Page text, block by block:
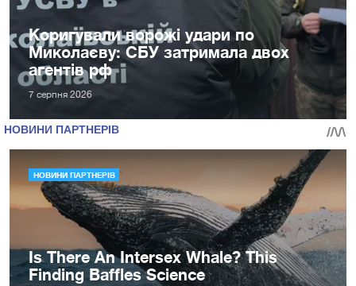
Коригували ворожі удари по
Миколаєву: СБУ затримала двох
агентів рф
7 серпня 2026